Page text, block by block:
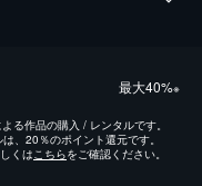
最⼤40%※
る作品の購入 / レンタルです。
、20％のポイント還元です。
くはこちらをご確認ください。